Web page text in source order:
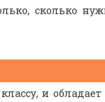
сколько
и